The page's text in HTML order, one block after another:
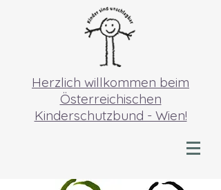
Herzlich willkommen beim
Österreichischen
Kinderschutzbund - Wien!